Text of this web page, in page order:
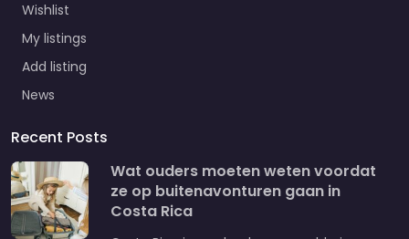
Wishlist
My listings
Add listing
News
Recent Posts
Wat ouders moeten weten voordat
ze op buitenavonturen gaan in
Costa Rica